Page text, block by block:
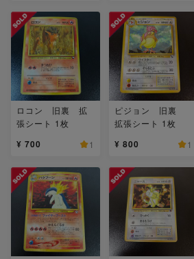
ロコン 旧裏 拡
張シート 1枚
¥ 700 1
ピジョン 旧裏
拡張シート 1枚
¥ 800 1